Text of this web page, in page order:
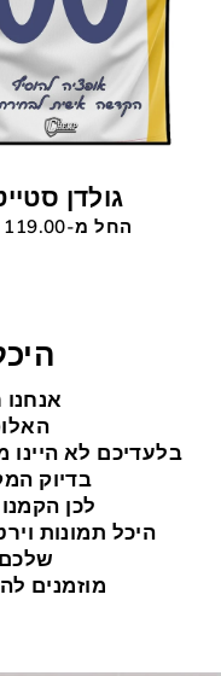
גולדן
החל מ-119.00 ‎₪
בלעדיכם לא היינו
בדיוק
לכן
היכל תמונות
מוזמנים